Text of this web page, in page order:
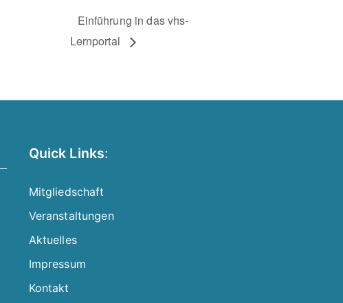
Einführung in das vhs-
Lernportal
Quick Links:
Mitgliedschaft
Veranstaltungen
Aktuelles
Impressum
Kontakt